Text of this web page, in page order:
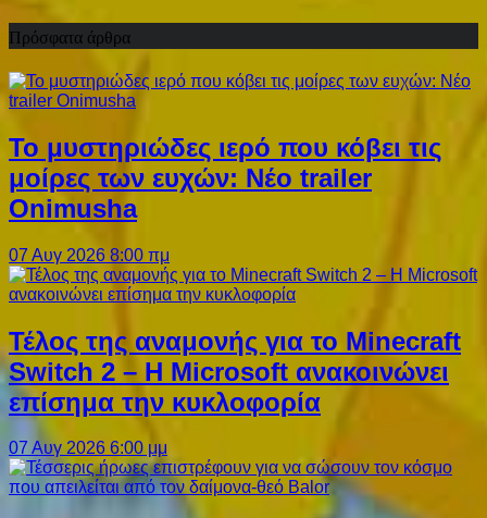
Πρόσφατα άρθρα
Το μυστηριώδες ιερό που κόβει τις
μοίρες των ευχών: Νέο trailer
Onimusha
07 Αυγ 2026 8:00 πμ
Τέλος της αναμονής για το Minecraft
Switch 2 – Η Microsoft ανακοινώνει
επίσημα την κυκλοφορία
07 Αυγ 2026 6:00 μμ